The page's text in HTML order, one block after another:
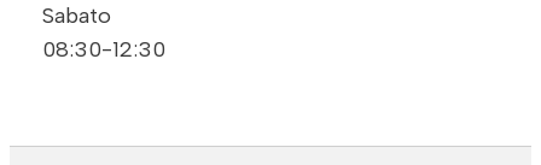
Sabato
08:30-12:30